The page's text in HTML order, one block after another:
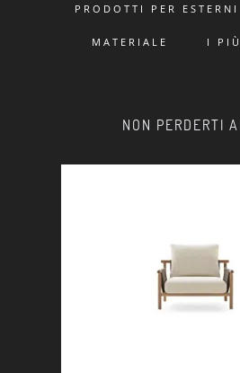
PRODOTTI PER ESTERNI
MATERIALE I
NON PERDERTI